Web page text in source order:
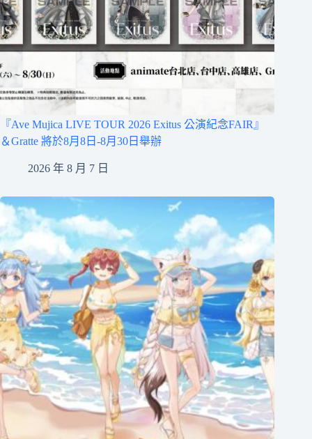
『Ave Mujica LIVE TOUR 2026 Exitus 公演紀念FAIR』
＆Gratte 將於8月8日-8月30日舉辦
2026 年 8 月 7 日